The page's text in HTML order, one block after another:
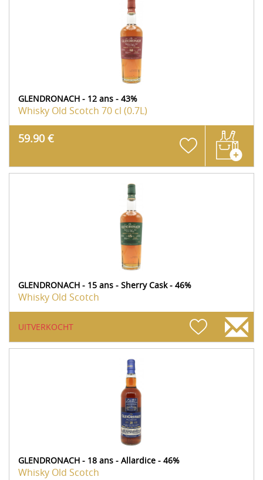
GLENDRONACH - 12 ans - 43%
Whisky Old Scotch 70 cl (0.7L)
59.90 €
GLENDRONACH - 15 ans - Sherry Cask - 46%
Whisky Old Scotch
UITVERKOCHT
GLENDRONACH - 18 ans - Allardice - 46%
Whisky Old Scotch